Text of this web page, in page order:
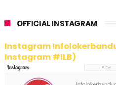
OFFICIAL INSTAGRAM
Instagram
Instagram #ILB)